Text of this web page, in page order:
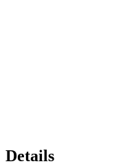
Details